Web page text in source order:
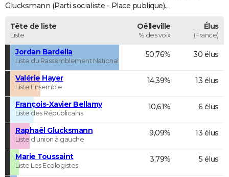
Glucksmann (Parti socialiste - Place publique)...
Tête de liste
Liste
Oëlleville
% des voix
Élus
(France)
Jordan Bardella
Liste du Rassemblement National
50,76% 30 élus
Valérie Hayer
Liste Ensemble
14,39% 13 élus
François-Xavier Bellamy
Liste des Républicains
10,61% 6 élus
Raphaël Glucksmann
Liste d'union à gauche
9,09% 13 élus
Marie Toussaint
Liste Les Ecologistes
3,79% 5 élus